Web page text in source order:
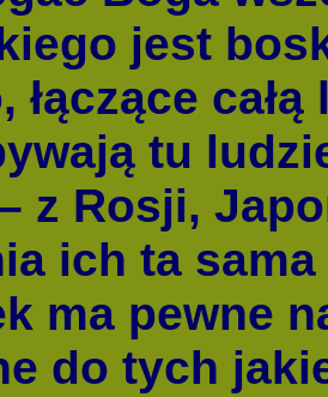
jest
łączące
tu
z Rosji,
ich ta
ma pewne
do tych